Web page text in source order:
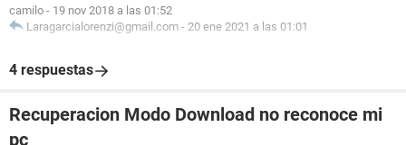
camilo - 19 nov 2018 a las 01:52
Laragarcialorenzi@gmail.com - 20 ene 2021 a las 01:01
4 respuestas
Recuperacion Modo Download no reconoce mi
pc